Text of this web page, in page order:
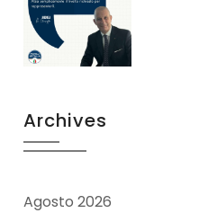
Archives
Agosto 2026